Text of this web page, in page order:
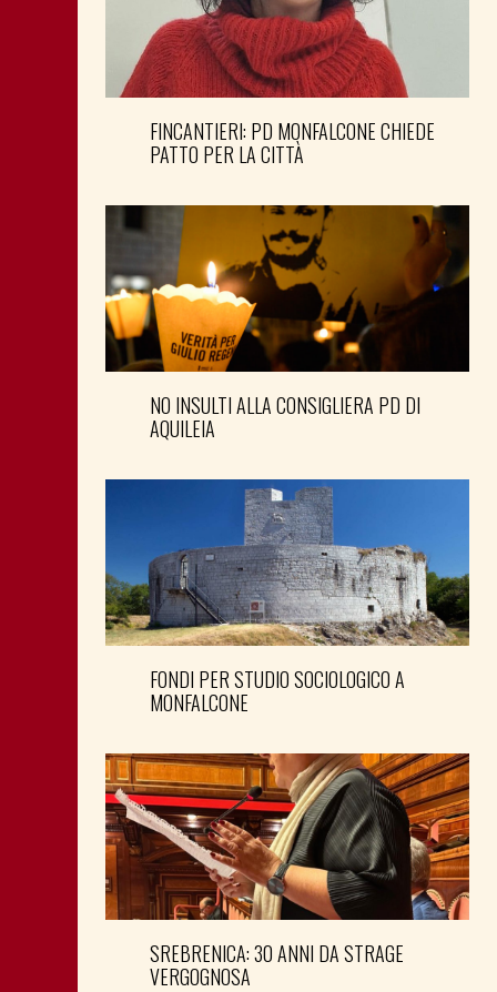
FINCANTIERI: PD MONFALCONE CHIEDE
PATTO PER LA CITTÀ
NO INSULTI ALLA CONSIGLIERA PD DI
AQUILEIA
FONDI PER STUDIO SOCIOLOGICO A
MONFALCONE
SREBRENICA: 30 ANNI DA STRAGE
VERGOGNOSA